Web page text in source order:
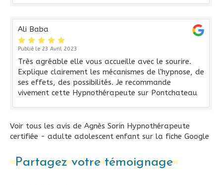
Ali Baba
Publié le 23 Avril 2023
Très agréable elle vous accueille avec le sourire.
Explique clairement les mécanismes de l'hypnose, de
ses effets, des possibilités. Je recommande
vivement cette Hypnothérapeute sur Pontchateau
Voir tous les avis de Agnès Sorin Hypnothérapeute
certifiée - adulte adolescent enfant sur la fiche Google
Partagez votre témoignage